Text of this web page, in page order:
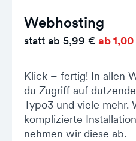
Webhosting
statt ab 5,99 € ab
Klick – fertig! In allen
du Zugriff auf
Typo3 und viele mehr.
komplizierte
nehmen wir diese ab.